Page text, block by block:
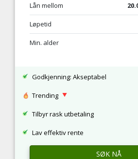
Lån mellom
Løpetid
Min. alder
Godkjenning: Akseptabel
Trending
Tilbyr rask utbetaling
Lav effektiv rente
SØK NÅ